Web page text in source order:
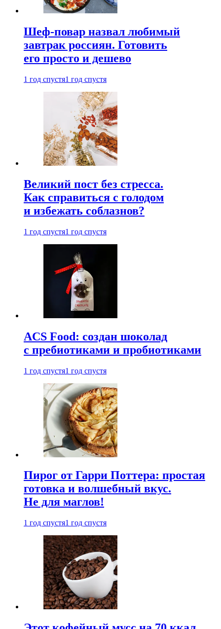
Шеф-повар назвал любимый
завтрак россиян. Готовить
его просто и дешево
1 год спустя1 год спустя
Великий пост без стресса.
Как справиться с голодом
и избежать соблазнов?
1 год спустя1 год спустя
ACS Food: создан шоколад
с пребиотиками и пробиотиками
1 год спустя1 год спустя
Пирог от Гарри Поттера: простая
готовка и волшебный вкус.
Не для маглов!
1 год спустя1 год спустя